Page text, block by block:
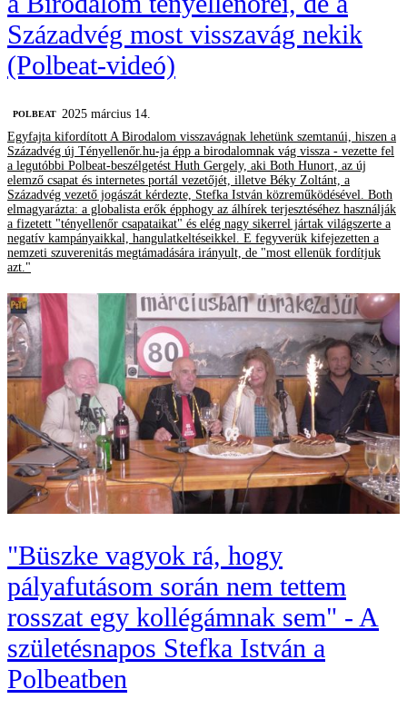
Századvég most visszavág nekik
(Polbeat-videó)
‎POLBEAT
2025 március 14.
Egyfajta kifordított A Birodalom visszavágnak lehetünk szemtanúi, hiszen a
Századvég új Tényellenőr.hu-ja épp a birodalomnak vág vissza - vezette fel
a legutóbbi Polbeat-beszélgetést Huth Gergely, aki Both Hunort, az új
elemző csapat és internetes portál vezetőjét, illetve Béky Zoltánt, a
Századvég vezető jogászát kérdezte, Stefka István közreműködésével. Both
elmagyarázta: a globalista erők épphogy az álhírek terjesztéséhez használják
a fizetett "tényellenőr csapataikat" és elég nagy sikerrel jártak világszerte a
negatív kampányaikkal, hangulatkeltéseikkel. E fegyverük kifejezetten a
nemzeti szuverenitás megtámadására irányult, de "most ellenük fordítjuk
azt."
"Büszke vagyok rá, hogy
pályafutásom során nem tettem
rosszat egy kollégámnak sem" - A
születésnapos Stefka István a
Polbeatben